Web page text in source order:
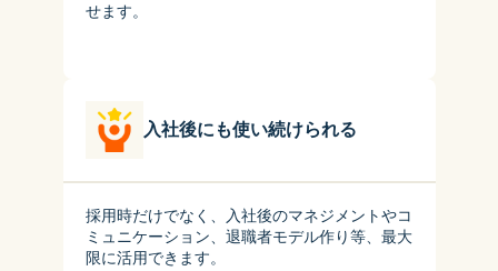
せます。
入社後にも使い続けられる
採用時だけでなく、入社後のマネジメントやコ
ミュニケーション、退職者モデル作り等、最大
限に活用できます。